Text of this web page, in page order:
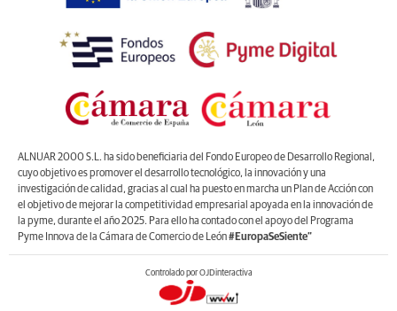
ALNUAR 2000 S.L. ha sido beneficiaria del Fondo Europeo de Desarrollo Regional,
cuyo objetivo es promover el desarrollo tecnológico, la innovación y una
investigación de calidad, gracias al cual ha puesto en marcha un Plan de Acción con
el objetivo de mejorar la competitividad empresarial apoyada en la innovación de
la pyme, durante el año 2025. Para ello ha contado con el apoyo del Programa
Pyme Innova de la Cámara de Comercio de León#EuropaSeSiente”
Controlado por OJDinteractiva